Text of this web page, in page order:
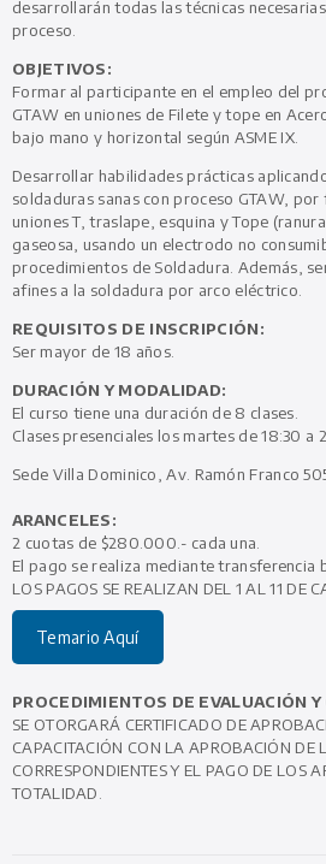
desarrollarán todas las técnicas
proceso.
OBJETIVOS:
Formar al participante en el empleo del
GTAW en uniones de Filete y tope en
bajo mano y horizontal según ASME IX.
Desarrollar habilidades prácticas
soldaduras sanas con proceso GTAW, por
uniones T, traslape, esquina y Tope
gaseosa, usando un electrodo no
procedimientos de Soldadura. Además,
afines a la soldadura por arco eléctrico.
REQUISITOS DE INSCRIPCIÓN:
Ser mayor de 18 años.
DURACIÓN Y MODALIDAD:
El curso tiene una duración de 8 clases.
Clases presenciales los martes de 18:30 a
Sede Villa Dominico, Av. Ramón Franco
ARANCELES:
2 cuotas de $280.000.- cada una.
El pago se realiza mediante transferencia
LOS PAGOS SE REALIZAN DEL 1 AL 11 DE
Temario Aquí
PROCEDIMIENTOS DE EVALUACIÓN Y
SE OTORGARÁ CERTIFICADO DE
CAPACITACIÓN CON LA APROBACIÓN DE
CORRESPONDIENTES Y EL PAGO DE LOS
TOTALIDAD.